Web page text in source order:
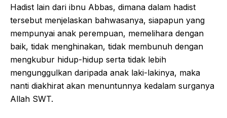
Hadist lain dari ibnu Abbas, dimana dalam hadist
tersebut menjelaskan bahwasanya, siapapun yang
mempunyai anak perempuan, memelihara dengan
baik, tidak menghinakan, tidak membunuh dengan
mengkubur hidup-hidup serta tidak lebih
mengunggulkan daripada anak laki-lakinya, maka
nanti diakhirat akan menuntunnya kedalam surganya
Allah SWT.